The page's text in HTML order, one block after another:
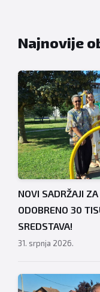
Najnovije
NOVI SADRŽAJI
ODOBRENO 30
SREDSTAVA!
31. srpnja 2026.